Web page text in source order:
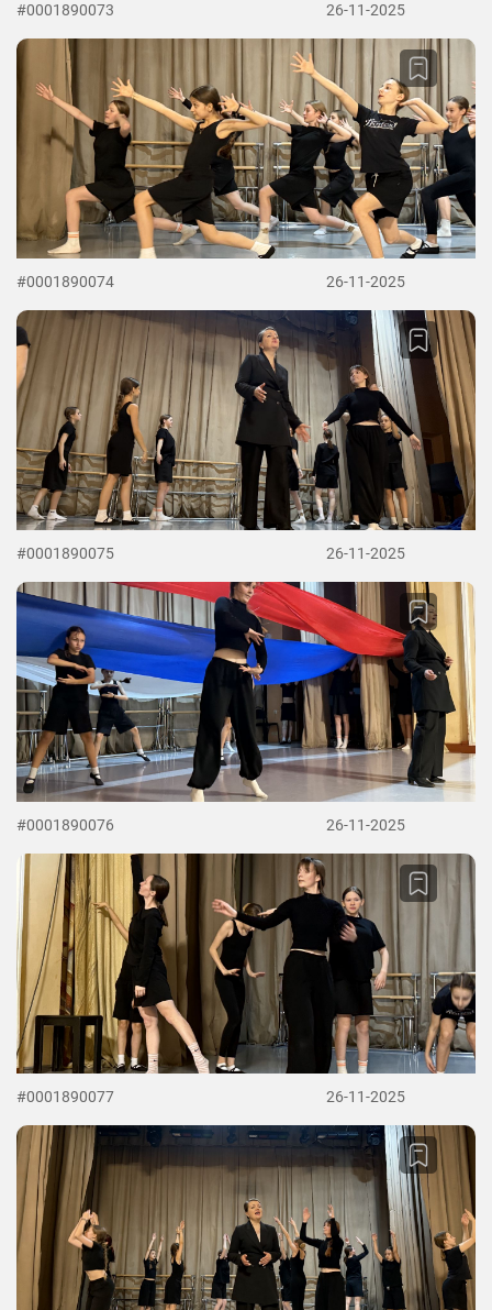
#0001890073 26-11-2025
#0001890074 26-11-2025
#0001890075 26-11-2025
#0001890076 26-11-2025
#0001890077 26-11-2025